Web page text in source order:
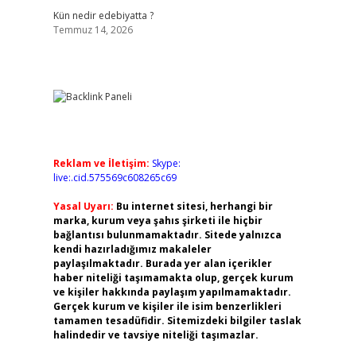
Kün nedir edebiyatta ?
Temmuz 14, 2026
Reklam ve İletişim: Skype:
live:.cid.575569c608265c69
Yasal Uyarı: Bu internet sitesi, herhangi bir
marka, kurum veya şahıs şirketi ile hiçbir
bağlantısı bulunmamaktadır. Sitede yalnızca
kendi hazırladığımız makaleler
paylaşılmaktadır. Burada yer alan içerikler
haber niteliği taşımamakta olup, gerçek kurum
ve kişiler hakkında paylaşım yapılmamaktadır.
Gerçek kurum ve kişiler ile isim benzerlikleri
tamamen tesadüfidir. Sitemizdeki bilgiler taslak
halindedir ve tavsiye niteliği taşımazlar.